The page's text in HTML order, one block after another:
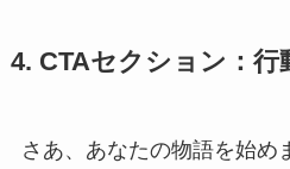
4. CTAセクション：行
さあ、あなたの物語を始め